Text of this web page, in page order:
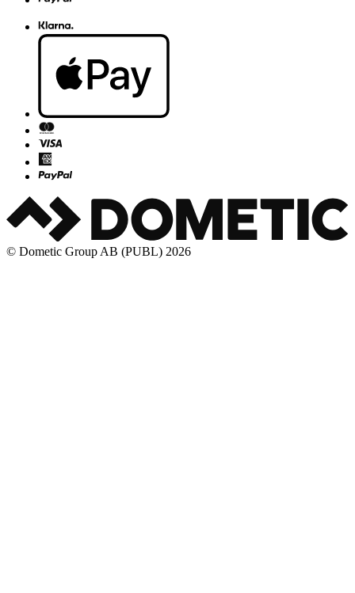
© Dometic Group AB (PUBL) 2026